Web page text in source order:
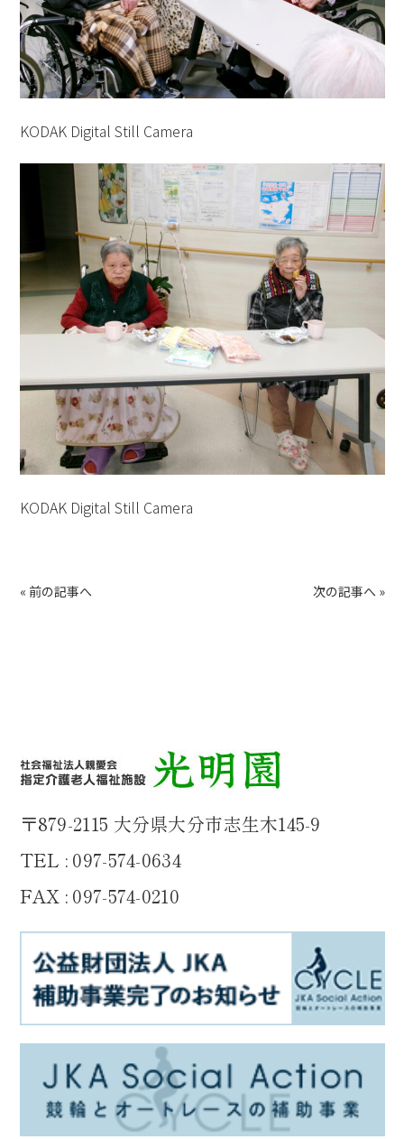
KODAK Digital Still Camera
KODAK Digital Still Camera
« 前の記事へ 次の記事へ »
〒879-2115 大分県大分市志生木145-9
TEL : 097-574-0634
FAX : 097-574-0210